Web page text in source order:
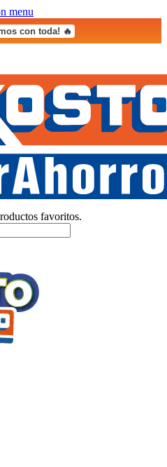
menu
con toda! 🔥
favoritos.